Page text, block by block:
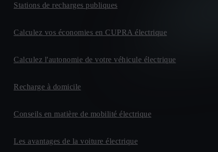
Stations de recharges publiques
Calculez vos économies en CUPRA électrique
Calculez l'autonomie de votre véhicule électrique
Recharge à domicile
Conseils en matière de mobilité électrique
Les avantages de la voiture électrique